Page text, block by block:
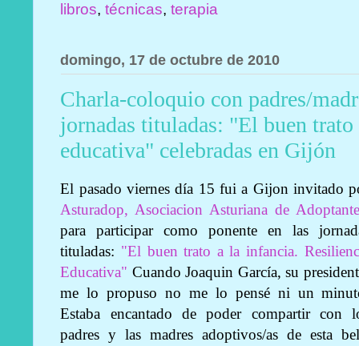
libros,técnicas,terapia
domingo, 17 de octubre de 2010
Charla-coloquio con padres/
jornadas tituladas: "El buen
educativa" celebradas en Gijón
El pasado viernes día 15 fui a Gijon invitado
Asturadop, Asociacion Asturiana de
para participar como ponente en las
tituladas: "El buen trato a la infancia.
Educativa" CuandoJoaquin García, su
me lo propuso no me lo pensé ni un
Estaba encantado de poder compartir con
padres y las madres adoptivos/as de esta